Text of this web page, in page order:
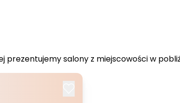
prezentujemy salony z miejscowości w